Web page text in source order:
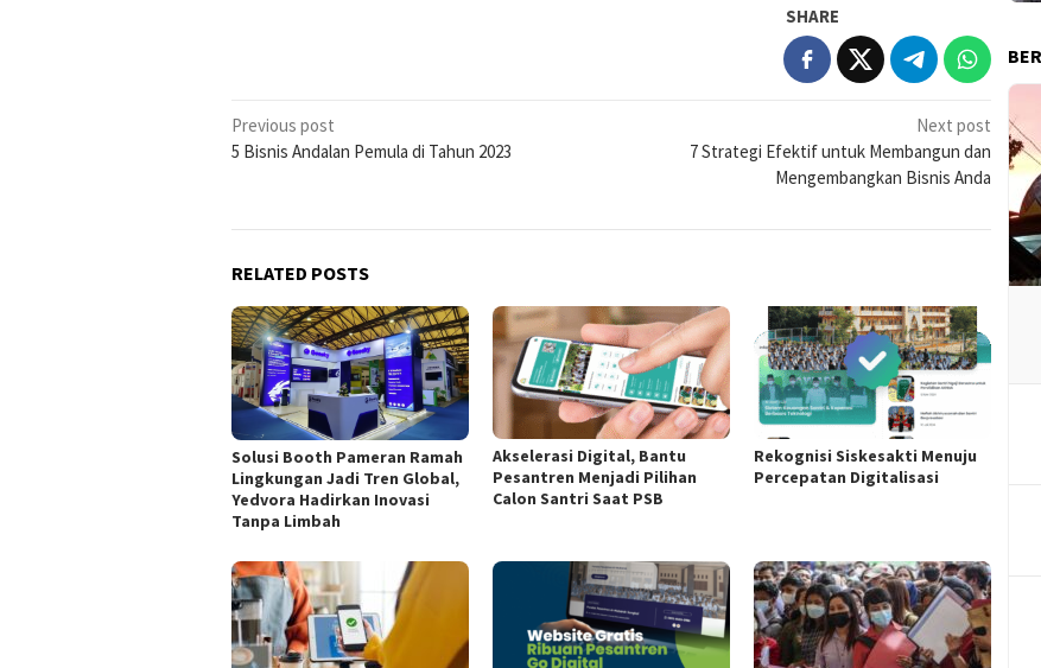
SHARE
Post
navigation
Previous post
5 Bisnis Andalan Pemula di Tahun 2023
Next post
7 Strategi Efektif untuk Membangun dan
Mengembangkan Bisnis Anda
RELATED POSTS
Solusi Booth Pameran Ramah
Lingkungan Jadi Tren Global,
Yedvora Hadirkan Inovasi
Tanpa Limbah
Akselerasi Digital, Bantu
Pesantren Menjadi Pilihan
Calon Santri Saat PSB
Rekognisi Siskesakti Menuju
Percepatan Digitalisasi